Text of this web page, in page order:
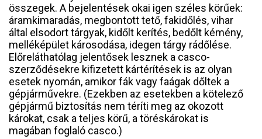
összegek. A bejelentések okai igen széles körűek:
áramkimaradás, megbontott tető, fakidőlés, vihar
által elsodort tárgyak, kidőlt kerítés, bedőlt kémény,
melléképület károsodása, idegen tárgy rádőlése.
Előreláthatólag jelentősek lesznek a casco-
szerződésekre kifizetett kártérítések is az olyan
esetek nyomán, amikor fák vagy faágak dőltek a
gépjárművekre. (Ezekben az esetekben a kötelező
gépjármű biztosítás nem téríti meg az okozott
károkat, csak a teljes körű, a töréskárokat is
magában foglaló casco.)